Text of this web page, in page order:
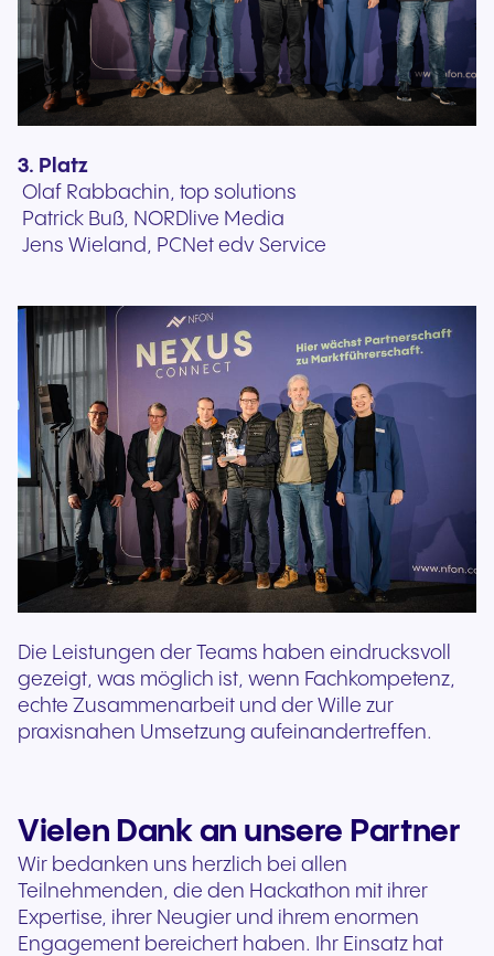
3. Platz
Olaf Rabbachin, top solutions
Patrick Buß, NORDlive Media
Jens Wieland, PCNet edv Service
Die Leistungen der Teams haben eindrucksvoll
gezeigt, was möglich ist, wenn Fachkompetenz,
echte Zusammenarbeit und der Wille zur
praxisnahen Umsetzung aufeinandertreffen.
Vielen Dank an unsere Partner
Wir bedanken uns herzlich bei allen
Teilnehmenden, die den Hackathon mit ihrer
Expertise, ihrer Neugier und ihrem enormen
Engagement bereichert haben. Ihr Einsatz hat